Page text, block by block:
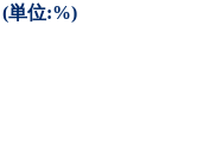
(単位:%)